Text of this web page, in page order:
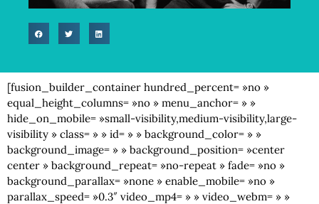
[fusion_builder_container hundred_percent= »no »
equal_height_columns= »no » menu_anchor= » »
hide_on_mobile= »small-visibility,medium-visibility,large-
visibility » class= » » id= » » background_color= » »
background_image= » » background_position= »center
center » background_repeat= »no-repeat » fade= »no »
background_parallax= »none » enable_mobile= »no »
parallax_speed= »0.3″ video_mp4= » » video_webm= » »